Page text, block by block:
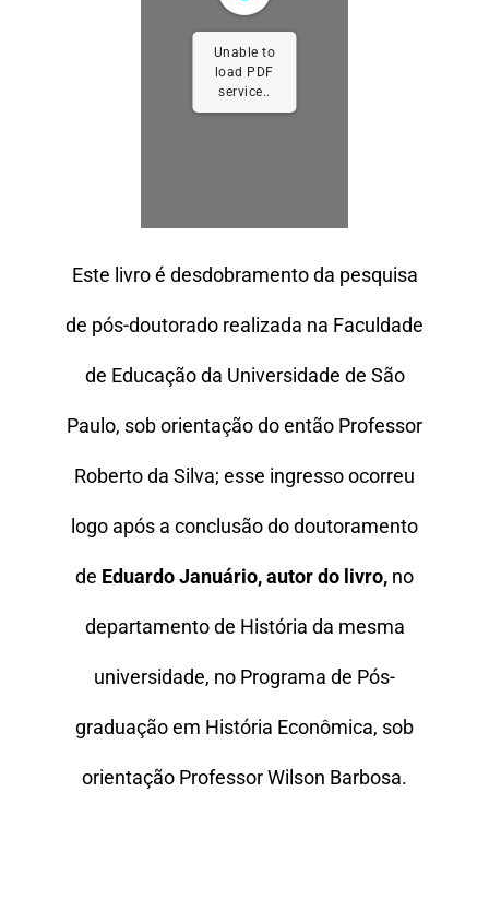
Unable to
load PDF
service..
Este livro é desdobramento da pesquisa
de pós-doutorado realizada na Faculdade
de Educação da Universidade de São
Paulo, sob orientação do então Professor
Roberto da Silva; esse ingresso ocorreu
logo após a conclusão do doutoramento
de Eduardo Januário, autor do livro, no
departamento de História da mesma
universidade, no Programa de Pós-
graduação em História Econômica, sob
orientação Professor Wilson Barbosa.